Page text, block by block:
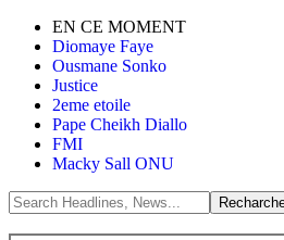
EN CE MOMENT
Diomaye Faye
Ousmane Sonko
Justice
2eme etoile
Pape Cheikh Diallo
FMI
Macky Sall ONU